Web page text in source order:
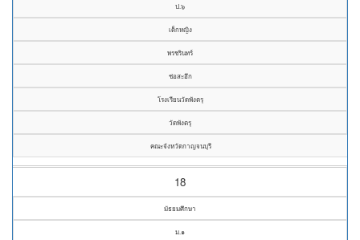
ป.๖
เด็กหญิง
พรชรินทร์
ช่อสะอึก
โรงเรียนวัดพังตรุ
วัดพังตรุ
คณะจังหวัดกาญจนบุรี
18
มัธยมศึกษา
ม.๑